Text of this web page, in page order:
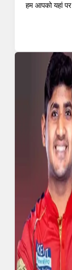
हम आपको यहां